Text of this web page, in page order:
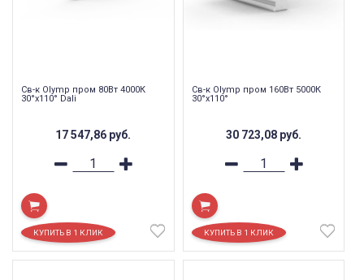
Св-к Olymp пром 80Вт 4000К
30°х110° Dali
17 547,86 руб.
Св-к Olymp пром 160Вт 5000К
30°х110°
30 723,08 руб.